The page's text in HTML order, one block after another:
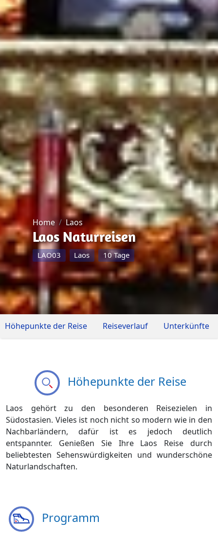
Home Laos
Laos Naturreisen
LAO03 Laos 10 Tage
Höhepunkte der Reise Reiseverlauf Unterkünfte
Höhepunkte der Reise
Laos gehört zu den besonderen Reisezielen in
Südostasien. Vieles ist noch nicht so modern wie in den
Nachbarländern, dafür ist es jedoch deutlich
entspannter. Genießen Sie Ihre Laos Reise durch
beliebtesten Sehenswürdigkeiten und wunderschöne
Naturlandschaften.
Programm